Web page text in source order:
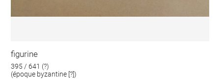
figurine
395 / 641 (?)
(époque byzantine [?])